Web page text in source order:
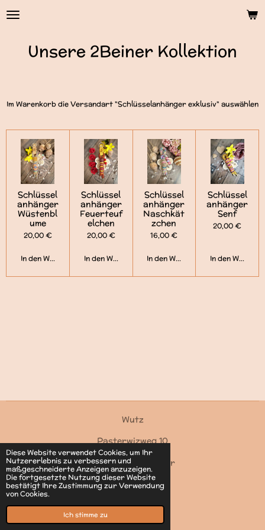
Diese Website verwendet Cookies, um Ihr
Nutzererlebnis zu verbessern und
maßgeschneiderte Anzeigen anzuzeigen.
Die fortgesetzte Nutzung dieser Website
bestätigt Ihre Zustimmung zur Verwendung
von Cookies.
Ich stimme zu
Zum
Hauptinhalt
Unsere 2Beiner Kollektion
Im Warenkorb die Versandart "Schlüsselanhänger exklusiv" auswählen
Schlüssel
anhänger
Wüstenbl
ume
20,00 €
In den Warenkorb
Schlüssel
anhänger
Feuerteuf
elchen
20,00 €
In den Warenkorb
Schlüssel
anhänger
Naschkät
zchen
16,00 €
In den Warenkorb
Schlüssel
anhänger
Senf
20,00 €
In den
Wutz
Pasterwizweg 10
4550 Kremsmünster
Kontakt
© 2022 - 2026 Wutz
Mit Unterstützung vonWebador